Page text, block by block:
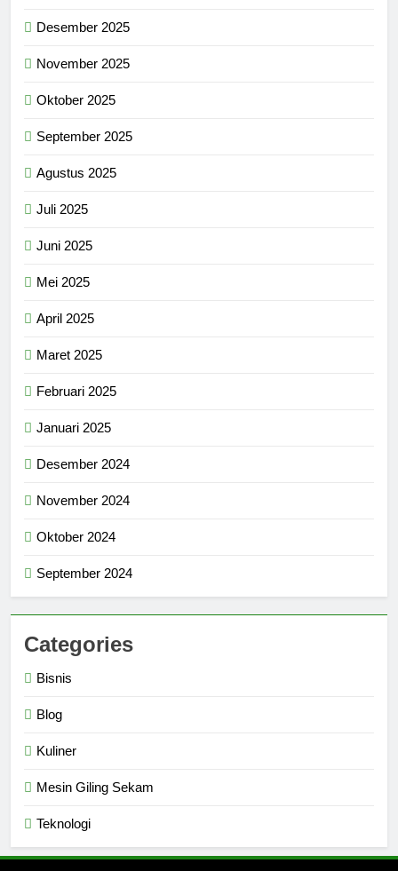
Desember 2025
November 2025
Oktober 2025
September 2025
Agustus 2025
Juli 2025
Juni 2025
Mei 2025
April 2025
Maret 2025
Februari 2025
Januari 2025
Desember 2024
November 2024
Oktober 2024
September 2024
Categories
Bisnis
Blog
Kuliner
Mesin Giling Sekam
Teknologi